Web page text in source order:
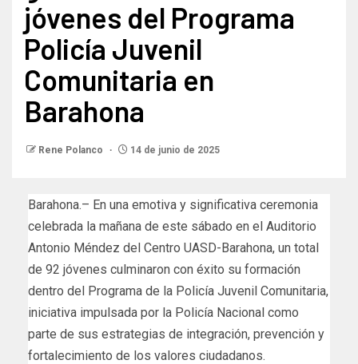
jóvenes del Programa
Policía Juvenil
Comunitaria en
Barahona
Rene Polanco 14 de junio de 2025
Barahona.– En una emotiva y significativa ceremonia
celebrada la mañana de este sábado en el Auditorio
Antonio Méndez del Centro UASD-Barahona, un total
de 92 jóvenes culminaron con éxito su formación
dentro del Programa de la Policía Juvenil Comunitaria,
iniciativa impulsada por la Policía Nacional como
parte de sus estrategias de integración, prevención y
fortalecimiento de los valores ciudadanos.